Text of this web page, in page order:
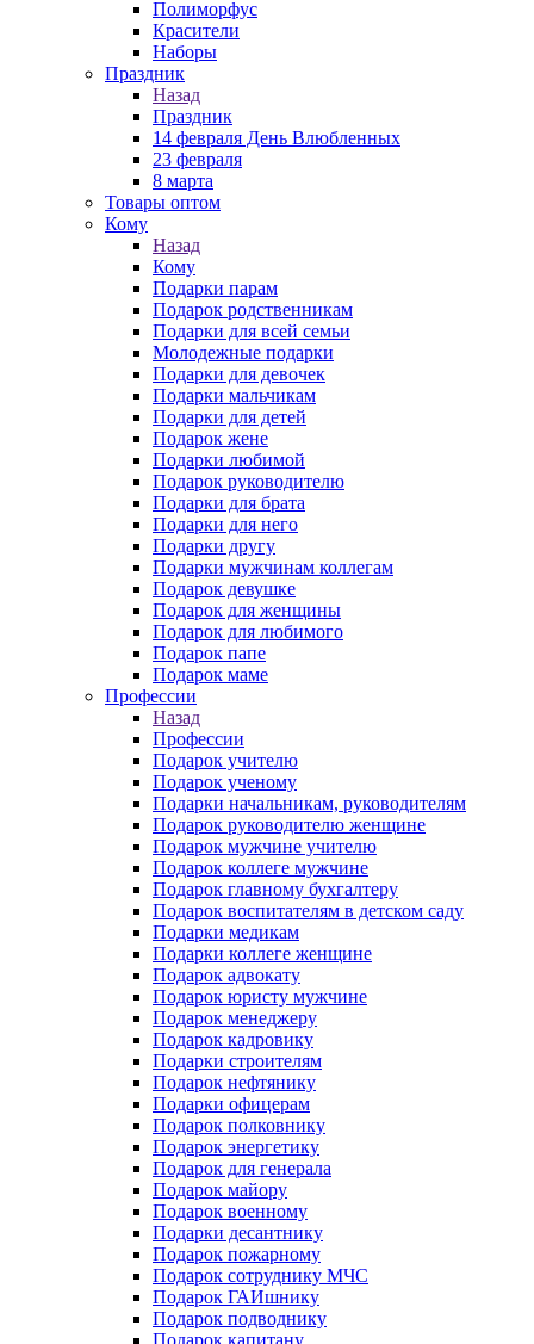
Полиморфус
Красители
Наборы
Праздник
Назад
Праздник
14 февраля День Влюбленных
23 февраля
8 марта
Товары оптом
Кому
Назад
Кому
Подарки парам
Подарок родственникам
Подарки для всей семьи
Молодежные подарки
Подарки для девочек
Подарки мальчикам
Подарки для детей
Подарок жене
Подарки любимой
Подарок руководителю
Подарки для брата
Подарки для него
Подарки другу
Подарки мужчинам коллегам
Подарок девушке
Подарок для женщины
Подарок для любимого
Подарок папе
Подарок маме
Профессии
Назад
Профессии
Подарок учителю
Подарок ученому
Подарки начальникам, руководителям
Подарок руководителю женщине
Подарок мужчине учителю
Подарок коллеге мужчине
Подарок главному бухгалтеру
Подарок воспитателям в детском саду
Подарки медикам
Подарки коллеге женщине
Подарок адвокату
Подарок юристу мужчине
Подарок менеджеру
Подарок кадровику
Подарки строителям
Подарок нефтянику
Подарки офицерам
Подарок полковнику
Подарок энергетику
Подарок для генерала
Подарок майору
Подарок военному
Подарки десантнику
Подарок пожарному
Подарок сотруднику МЧС
Подарок ГАИшнику
Подарок подводнику
Подарок капитану